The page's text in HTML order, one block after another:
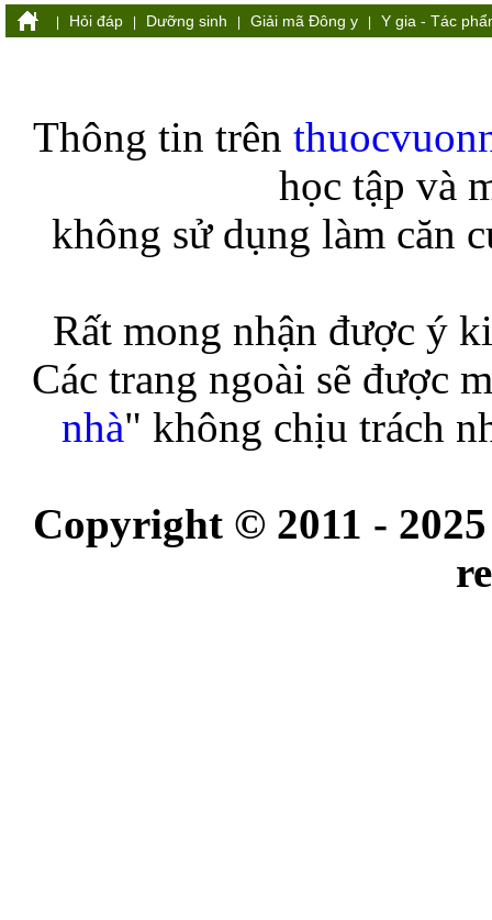
| Hỏi đáp | Dưỡng sinh | Giải mã Đông y | Y gia - Tác
Thông tin trên
học tập và
không sử dụng làm căn
Rất mong nhận được ý
Các trang ngoài sẽ được
nhà" không chịu trách
Copyright © 2011 - 2025